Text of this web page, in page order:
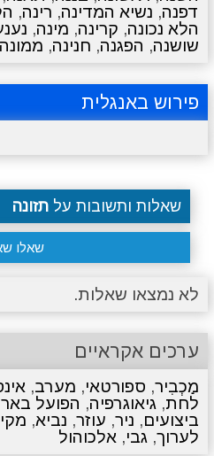
דפנה, נשיא המדינה, רינה,
הלא נכונה, קרינה, מינה,
שושנה, הפגנה, חנינה, ממונה
פירוש באנגלית
שאלות ותשובות על תזונה
שאלו
לא נמצאו שאלות.
ערכים אקראיים
מַכְבִיר, ספורטאי, מערב,
לחת, גיאוגרפיה, הפועל
ביצועים, ניר, עוזר, נביא,
לערוך, גבי, אלכוהול